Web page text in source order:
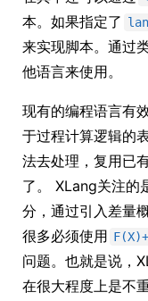
本。如果指定了
来实现脚本。通过
他语言来使用。
现有的编程语言有
于过程计算逻辑的
法去处理，复用已
了。 XLang关注的
分，通过引入差量
很多必须使用
问题。也就是说，
在很大程度上是不